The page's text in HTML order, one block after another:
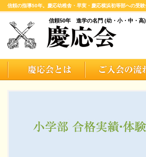
信頼の指導50年。慶応幼稚舎・早実・慶応横浜初等部への受
信頼50年 進学の名門 (幼・小・中・高)